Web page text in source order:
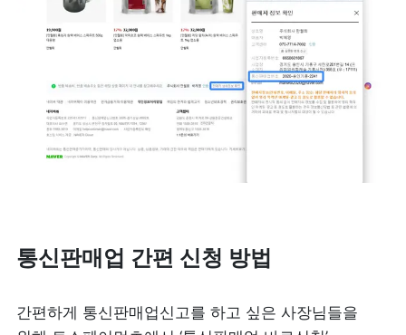
통신판매업 간편 신청 방법
간편하게 통신판매업신고를 하고 싶은 사장님들을